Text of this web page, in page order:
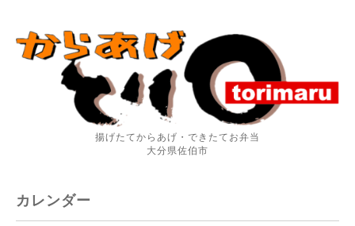
揚げたてからあげ・できたてお弁当
大分県佐伯市
カレンダー